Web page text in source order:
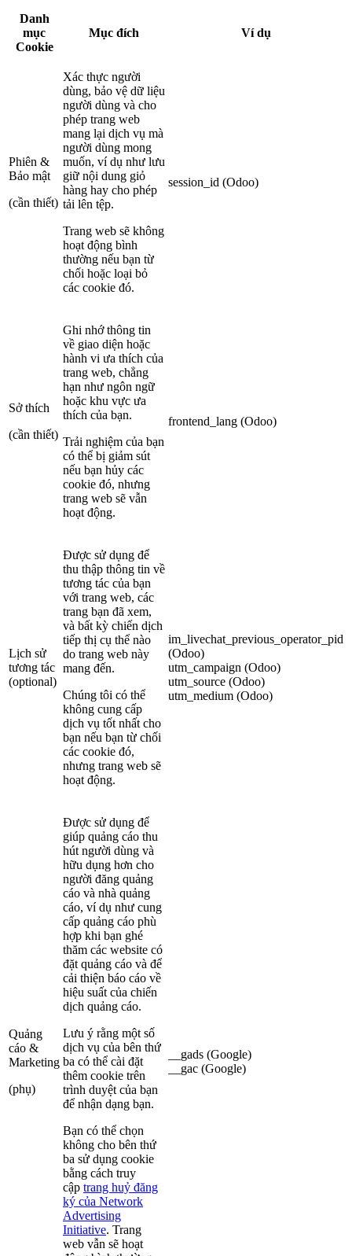
Danh
mục
Cookie
Mục đích Ví dụ
Phiên &
Bảo mật
(cần thiết)
Xác thực người
dùng, bảo vệ dữ liệu
người dùng và cho
phép trang web
mang lại dịch vụ mà
người dùng mong
muốn, ví dụ như lưu
giữ nội dung giỏ
hàng hay cho phép
tải lên tệp.
Trang web sẽ không
hoạt động bình
thường nếu bạn từ
chối hoặc loại bỏ
các cookie đó.
session_id (Odoo)
Sở thích
(cần thiết)
Ghi nhớ thông tin
về giao diện hoặc
hành vi ưa thích của
trang web, chẳng
hạn như ngôn ngữ
hoặc khu vực ưa
thích của bạn.
Trải nghiệm của bạn
có thể bị giảm sút
nếu bạn hủy các
cookie đó, nhưng
trang web sẽ vẫn
hoạt động.
frontend_lang (Odoo)
Lịch sử
tương tác
(optional)
Được sử dụng để
thu thập thông tin về
tương tác của bạn
với trang web, các
trang bạn đã xem,
và bất kỳ chiến dịch
tiếp thị cụ thể nào
do trang web này
mang đến.
Chúng tôi có thể
không cung cấp
dịch vụ tốt nhất cho
bạn nếu bạn từ chối
các cookie đó,
nhưng trang web sẽ
hoạt động.
im_livechat_previous_operator_pid
(Odoo)
utm_campaign (Odoo)
utm_source (Odoo)
utm_medium (Odoo)
Quảng
cáo &
Marketing
(phụ)
Được sử dụng để
giúp quảng cáo thu
hút người dùng và
hữu dụng hơn cho
người đăng quảng
cáo và nhà quảng
cáo, ví dụ như cung
cấp quảng cáo phù
hợp khi bạn ghé
thăm các website có
đặt quảng cáo và để
cải thiện báo cáo về
hiệu suất của chiến
dịch quảng cáo.
Lưu ý rằng một số
dịch vụ của bên thứ
ba có thể cài đặt
thêm cookie trên
trình duyệt của bạn
để nhận dạng bạn.
Bạn có thể chọn
không cho bên thứ
ba sử dụng cookie
bằng cách truy
cập trang huỷ đăng
ký của Network
Advertising
Initiative. Trang
web vẫn sẽ hoạt
__gads (Google)
__gac (Google)